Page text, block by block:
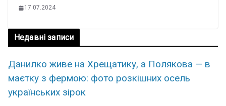
17.07.2024
Недавні записи
Данилко живе на Хрещатику, а Полякова — в
маєтку з фермою: фото розкішних осель
українських зірок